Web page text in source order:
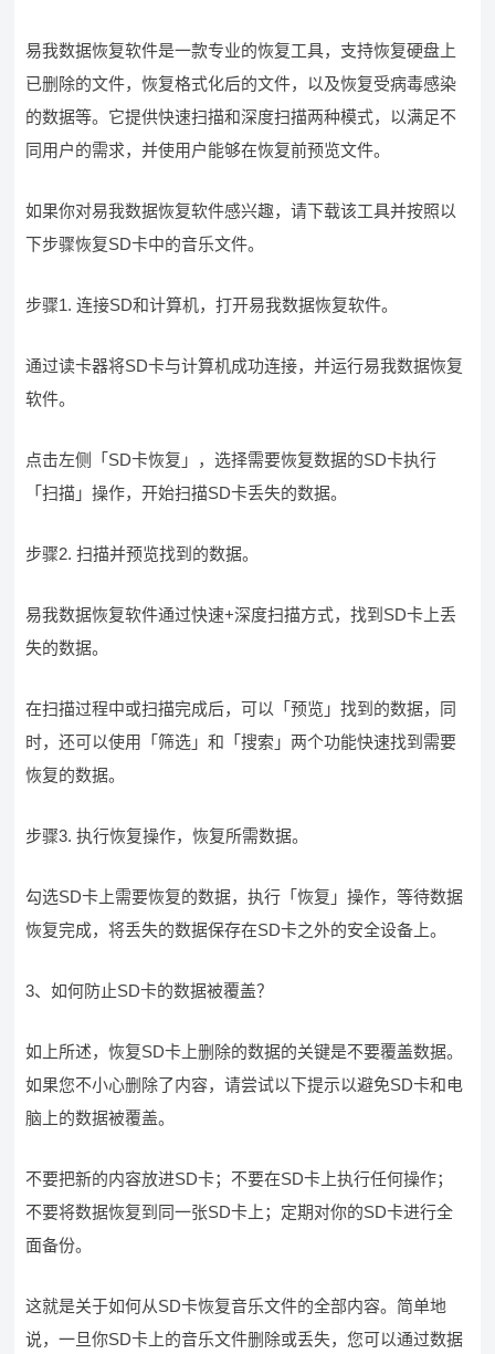
易我数据恢复软件是一款专业的恢复工具，支持恢复硬盘上
已删除的文件，恢复格式化后的文件，以及恢复受病毒感染
的数据等。它提供快速扫描和深度扫描两种模式，以满足不
同用户的需求，并使用户能够在恢复前预览文件。
如果你对易我数据恢复软件感兴趣，请下载该工具并按照以
下步骤恢复SD卡中的音乐文件。
步骤1. 连接SD和计算机，打开易我数据恢复软件。
通过读卡器将SD卡与计算机成功连接，并运行易我数据恢复
软件。
点击左侧「SD卡恢复」，选择需要恢复数据的SD卡执行
「扫描」操作，开始扫描SD卡丢失的数据。
步骤2. 扫描并预览找到的数据。
易我数据恢复软件通过快速+深度扫描方式，找到SD卡上丢
失的数据。
在扫描过程中或扫描完成后，可以「预览」找到的数据，同
时，还可以使用「筛选」和「搜索」两个功能快速找到需要
恢复的数据。
步骤3. 执行恢复操作，恢复所需数据。
勾选SD卡上需要恢复的数据，执行「恢复」操作，等待数据
恢复完成，将丢失的数据保存在SD卡之外的安全设备上。
3、如何防止SD卡的数据被覆盖？
如上所述，恢复SD卡上删除的数据的关键是不要覆盖数据。
如果您不小心删除了内容，请尝试以下提示以避免SD卡和电
脑上的数据被覆盖。
不要把新的内容放进SD卡；不要在SD卡上执行任何操作；
不要将数据恢复到同一张SD卡上；定期对你的SD卡进行全
面备份。
这就是关于如何从SD卡恢复音乐文件的全部内容。简单地
说，一旦你SD卡上的音乐文件删除或丢失，您可以通过数据